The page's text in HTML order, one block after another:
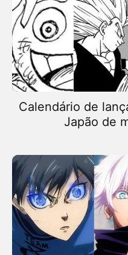
Calendário de
Japão de